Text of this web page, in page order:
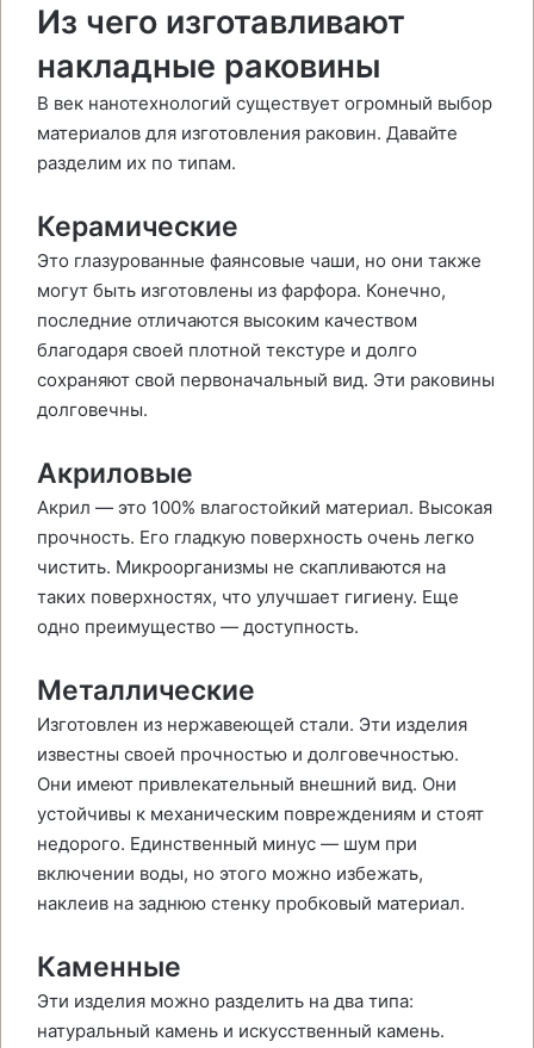
Из чего изготавливают
накладные раковины
В век нанотехнологий существует огромный выбор
материалов для изготовления раковин. Давайте
разделим их по типам.
Керамические
Это глазурованные фаянсовые чаши, но они также
могут быть изготовлены из фарфора. Конечно,
последние отличаются высоким качеством
благодаря своей плотной текстуре и долго
сохраняют свой первоначальный вид. Эти раковины
долговечны.
Акриловые
Акрил — это 100% влагостойкий материал. Высокая
прочность. Его гладкую поверхность очень легко
чистить. Микроорганизмы не скапливаются на
таких поверхностях, что улучшает гигиену. Еще
одно преимущество — доступность.
Металлические
Изготовлен из нержавеющей стали. Эти изделия
известны своей прочностью и долговечностью.
Они имеют привлекательный внешний вид. Они
устойчивы к механическим повреждениям и стоят
недорого. Единственный минус — шум при
включении воды, но этого можно избежать,
наклеив на заднюю стенку пробковый материал.
Каменные
Эти изделия можно разделить на два типа:
натуральный камень и искусственный камень.